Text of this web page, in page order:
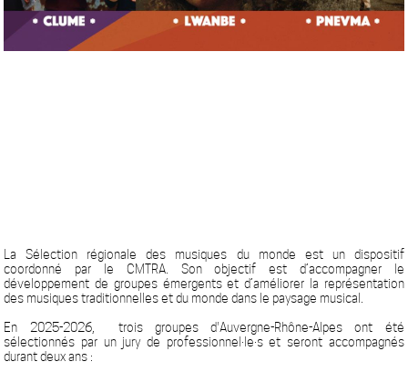
La Sélection régionale des musiques du monde est un dispositif
coordonné par le CMTRA. Son objectif est d’accompagner le
développement de groupes émergents et d’améliorer la représentation
des musiques traditionnelles et du monde dans le paysage musical.
En 2025-2026, trois groupes d'Auvergne-Rhône-Alpes ont été
sélectionnés par un jury de professionnel·le·s et seront accompagnés
durant deux ans :